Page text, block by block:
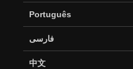
Português
فارسی
中文